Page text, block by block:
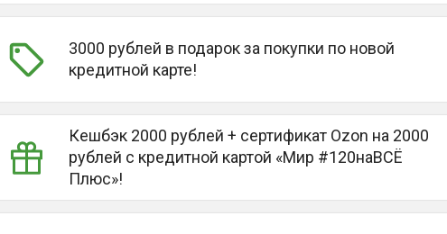
3000 рублей в подарок за покупки по новой
кредитной карте!
Кешбэк 2000 рублей + сертификат Ozon на 2000
рублей c кредитной картой «Мир #120наВСЁ
Плюс»!